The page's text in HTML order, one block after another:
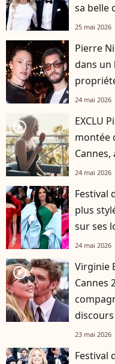
sa belle
25 mai 2026
Pierre
dans un
24 mai 2026
player2
EXCLU
montée
24 mai 2026
Festival
plus
sur ses
24 mai 2026
player2
Virginie
Cannes
discours
23 mai 2026
Festival